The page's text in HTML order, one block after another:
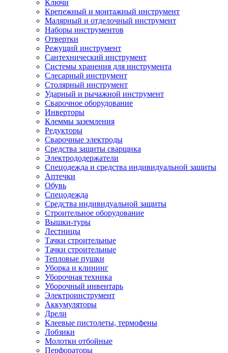
Ключи
Крепежный и монтажный инструмент
Малярный и отделочный инструмент
Наборы инструментов
Отвертки
Режущий инструмент
Сантехнический инструмент
Системы хранения для инструмента
Слесарный инструмент
Столярный инструмент
Ударный и рычажной инструмент
Сварочное оборудование
Инверторы
Клеммы заземления
Редукторы
Сварочные электроды
Средства защиты сварщика
Электрододержатели
Спецодежда и средства индивидуальной защиты
Аптечки
Обувь
Спецодежда
Средства индивидуальной защиты
Строительное оборудование
Вышки-туры
Лестницы
Тачки строительные
Тачки строительные
Тепловые пушки
Уборка и клининг
Уборочная техника
Уборочный инвентарь
Электроинструмент
Аккумуляторы
Дрели
Клеевые пистолеты, термофены
Лобзики
Молотки отбойные
Перфораторы